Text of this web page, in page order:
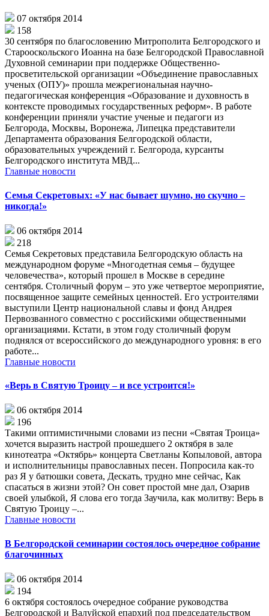
07 октября 2014
158
30 сентября по благословению Митрополита Белгородского и
Старооскольского Иоанна на базе Белгородской Православной
Духовной семинарии при поддержке Общественно-
просветительской организации «Объединение православных
ученых (ОПУ)» прошла межрегиональная научно-
педагогическая конференция «Образование и духовность в
контексте проводимых государственных реформ». В работе
конференции приняли участие ученые и педагоги из
Белгорода, Москвы, Воронежа, Липецка представители
Департамента образования Белгородской области,
образовательных учреждений г. Белгорода, курсанты
Белгородского института МВД...
Главные новости
Семья Секретовых: «У нас бывает шумно, но скучно –
никогда!»
06 октября 2014
218
Семья Секретовых представила Белгородскую область на
международном форуме «Многодетная семья – будущее
человечества», который прошел в Москве в середине
сентября. Столичный форум – это уже четвертое мероприятие,
посвященное защите семейных ценностей. Его устроителями
выступили Центр национальной славы и фонд Андрея
Первозванного совместно с российскими общественными
организациями. Кстати, в этом году столичный форум
поднялся от всероссийского до международного уровня: в его
работе...
Главные новости
«Верь в Святую Троицу – и все устроится!»
06 октября 2014
196
Такими оптимистичными словами из песни «Святая Троица»
хочется выразить настрой прошедшего 2 октября в зале
кинотеатра «Октябрь» концерта Светланы Копыловой, автора
и исполнительницы православных песен. Попросила как-то
раз Я у батюшки совета, Дескать, трудно мне сейчас, Как
спасаться в жизни этой? Он совет простой мне дал, Озарив
своей улыбкой, Я слова его тогда Заучила, как молитву: Верь в
Святую Троицу –...
Главные новости
В Белгородской семинарии состоялось очередное собрание
благочинных
06 октября 2014
194
6 октября состоялось очередное собрание руководства
Белгородской и Валуйской епархий под председательством